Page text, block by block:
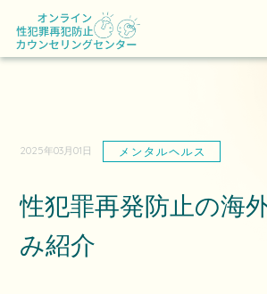
2025年03月01日 メンタルヘルス
性犯罪再発防止の海
み紹介